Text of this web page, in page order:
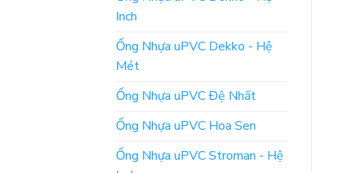
Inch
Ống Nhựa uPVC Dekko - Hệ
Mét
Ống Nhựa uPVC Đệ Nhất
Ống Nhựa uPVC Hoa Sen
Ống Nhựa uPVC Stroman - Hệ